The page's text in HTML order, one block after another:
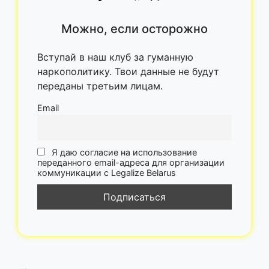
Можно, если осторожно
Вступай в наш клуб за гуманную
наркополитику. Твои данные не будут
переданы третьим лицам.
Email
Я даю согласие на использование
переданного email-адреса для организации
коммуникации с Legalize Belarus